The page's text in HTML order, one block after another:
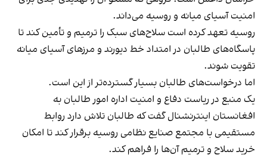
امنیت آسیای میانه و روسیه می‌داند.
روسیه تعهد کرده است سلاح‌های سبک را ترمیم و تأمین کند تا
پاسگاه‌های طالبان در امتداد خط دیورند و مرزهای آسیای میانه
تقویت شوند.
اما درخواست‌های طالبان بسیار گسترده‌تر از این است.
یک منبع در ریاست دفاع و امنیت اداره امور طالبان به
افغانستان اینترنشنال گفت که طالبان تلاش دارد روابط
مستقیمی با مجتمع صنایع نظامی روسیه برقرار کند تا امکان
خرید سلاح و ترمیم آن‌ها را فراهم کند.